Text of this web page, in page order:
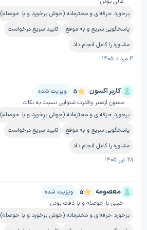
برخورد حرفه‌ای و محترمانه (خوش برخورد و با حوصله)
پاسخگویی سریع و به موقع
تایید سریع درخواست
مشاوره را کامل انجام داد
۴ مرداد ۱۴۰۵
کاربر اکسون 5 ویزیت شده
ممنون ازصبر وقدرت شنوایی نسبت به نکات
برخورد حرفه‌ای و محترمانه (خوش برخورد و با حوصله)
پاسخگویی سریع و به موقع
تایید سریع درخواست
مشاوره را کامل انجام داد
۲۸ تیر ۱۴۰۵
معصومه 5 ویزیت شده
خیلی با حوصله و با دقت بودن
برخورد حرفه‌ای و محترمانه (خوش برخورد و با حوصله)